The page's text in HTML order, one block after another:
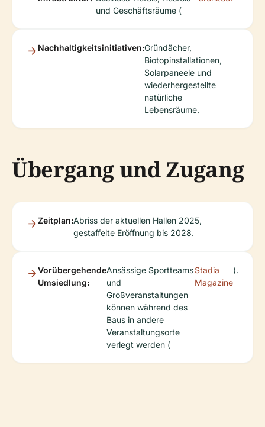
und Geschäftsräume (
Nachhaltigkeitsinitiativen:Gründächer,
Biotopinstallationen,
Solarpaneele und
wiederhergestellte
natürliche
Lebensräume.
Übergang und Zugang
Zeitplan:Abriss der aktuellen Hallen 2025,
gestaffelte Eröffnung bis 2028.
Vorübergehende
Umsiedlung:
Ansässige Sportteams
und
Großveranstaltungen
können während des
Baus in andere
Veranstaltungsorte
verlegt werden (
Stadia
Magazine
).